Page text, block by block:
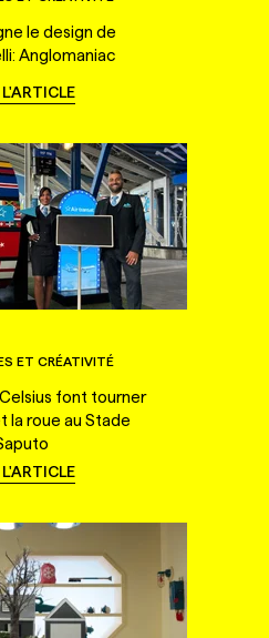
le design de
Anglomaniac
L'ARTICLE
ET CRÉATIVITÉ
font tourner
la roue au Stade
L'ARTICLE